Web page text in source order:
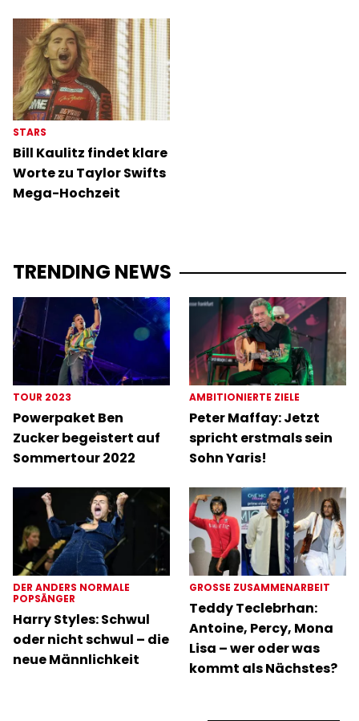
STARS
Bill Kaulitz findet klare
Worte zu Taylor Swifts
Mega-Hochzeit
TRENDING NEWS
TOUR 2023
Powerpaket Ben
Zucker begeistert auf
Sommertour 2022
AMBITIONIERTE ZIELE
Peter Maffay: Jetzt
spricht erstmals sein
Sohn Yaris!
DER ANDERS NORMALE
POPSÄNGER
Harry Styles: Schwul
oder nicht schwul – die
neue Männlichkeit
GROSSE ZUSAMMENARBEIT
Teddy Teclebrhan:
Antoine, Percy, Mona
Lisa – wer oder was
kommt als Nächstes?